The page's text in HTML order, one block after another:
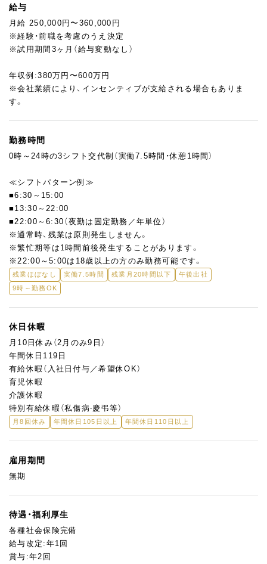
まずは、ペストリーチームの一員として仕込み・焼成・仕上げなど
の製造業務にしっかり取り組んでいただきます。
製造環境や工程に慣れていただいたのち、希望や適性に応じて育
成や運営サポートにもチャレンジできる環境です。
＜主な業務内容＞
焼菓子・生菓子の製造（計量～焼成・仕上げ）
店舗用パーツの仕込み・出荷（一部製品は店舗で完成）
※業務に慣れてきたら、以下にも関わっていただけます
・製造計画の立案、備品管理
・後輩スタッフの育成・指導
カンノンチーニ（クリーム入り筒状パイ）
季節のドルチェ、ブリオッシュ、デニッシュなど約30種類以上
給与
月給 250,000円〜360,000円
※経験・前職を考慮のうえ決定
※試用期間3ヶ月（給与変動なし）
年収例:380万円〜600万円
※会社業績により、インセンティブが支給される場合もありま
す。
勤務時間
0時～24時の3シフト交代制（実働7.5時間・休憩1時間）
≪シフトパターン例≫
■6:30～15:00
■13:30～22:00
■22:00～6:30（夜勤は固定勤務／年単位）
※通常時、残業は原則発生しません。
※繁忙期等は1時間前後発生することがあります。
※22:00～5:00は18歳以上の方のみ勤務可能です。
残業ほぼなし 実働7.5時間 残業月20時間以下
午後出社
9時～勤務OK
休日休暇
月10日休み（2月のみ9日）
年間休日119日
有給休暇（入社日付与／希望休OK）
育児休暇
介護休暇
特別有給休暇（私傷病‧慶弔等）
月8回休み 年間休日105日以上 年間休日110日以上
雇用期間
無期
待遇・福利厚生
各種社会保険完備
給与改定:年1回
賞与:年2回